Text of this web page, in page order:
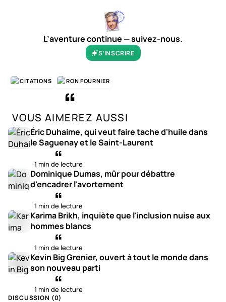
L’aventure continue — suivez-nous.
S’INSCRIRE
CITATIONS RON FOURNIER
VOUS AIMEREZ AUSSI
Éric Duhaime, qui veut faire tache d'huile dans
le Saguenay et le Saint-Laurent
1 min de lecture
Dominique Dumas, mûr pour débattre
d'encadrer l'avortement
1 min de lecture
Karima Brikh, inquiète que l'inclusion nuise aux
hommes blancs
1 min de lecture
Kevin Big Grenier, ouvert à tout le monde dans
son nouveau parti
1 min de lecture
DISCUSSION (0)